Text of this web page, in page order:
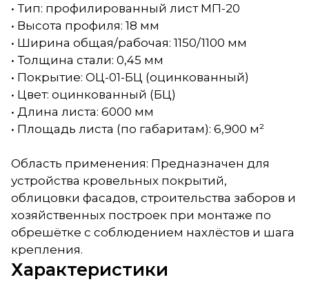
• Тип: профилированный лист МП-20
• Высота профиля: 18 мм
• Ширина общая/рабочая: 1150/1100 мм
• Толщина стали: 0,45 мм
• Покрытие: ОЦ-01-БЦ (оцинкованный)
• Цвет: оцинкованный (БЦ)
• Длина листа: 6000 мм
• Площадь листа (по габаритам): 6,900 м²
Область применения: Предназначен для
устройства кровельных покрытий,
облицовки фасадов, строительства заборов и
хозяйственных построек при монтаже по
обрешётке с соблюдением нахлёстов и шага
крепления.
Характеристики